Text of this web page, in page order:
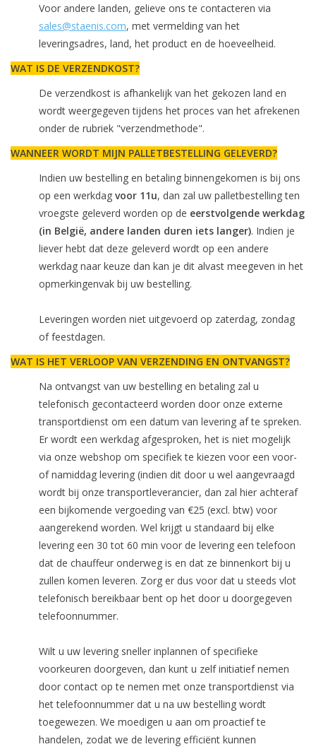
Voor andere landen, gelieve ons te contacteren via
sales@staenis.com, met vermelding van het
leveringsadres, land, het product en de hoeveelheid.
WAT IS DE VERZENDKOST?
De verzendkost is afhankelijk van het gekozen land en
wordt weergegeven tijdens het proces van het afrekenen
onder de rubriek "verzendmethode".
WANNEER WORDT MIJN PALLETBESTELLING GELEVERD?
Indien uw bestelling en betaling binnengekomen is bij ons
op een werkdag voor 11u, dan zal uw palletbestelling ten
vroegste geleverd worden op de eerstvolgende werkdag
(in België, andere landen duren iets langer). Indien je
liever hebt dat deze geleverd wordt op een andere
werkdag naar keuze dan kan je dit alvast meegeven in het
opmerkingenvak bij uw bestelling.
Leveringen worden niet uitgevoerd op zaterdag, zondag
of feestdagen.
WAT IS HET VERLOOP VAN VERZENDING EN ONTVANGST?
Na ontvangst van uw bestelling en betaling zal u
telefonisch gecontacteerd worden door onze externe
transportdienst om een datum van levering af te spreken.
Er wordt een werkdag afgesproken, het is niet mogelijk
via onze webshop om specifiek te kiezen voor een voor-
of namiddag levering (indien dit door u wel aangevraagd
wordt bij onze transportleverancier, dan zal hier achteraf
een bijkomende vergoeding van €25 (excl. btw) voor
aangerekend worden. Wel krijgt u standaard bij elke
levering een 30 tot 60 min voor de levering een telefoon
dat de chauffeur onderweg is en dat ze binnenkort bij u
zullen komen leveren. Zorg er dus voor dat u steeds vlot
telefonisch bereikbaar bent op het door u doorgegeven
telefoonnummer.
Wilt u uw levering sneller inplannen of specifieke
voorkeuren doorgeven, dan kunt u zelf initiatief nemen
door contact op te nemen met onze transportdienst via
het telefoonnummer dat u na uw bestelling wordt
toegewezen. We moedigen u aan om proactief te
handelen, zodat we de levering efficiënt kunnen